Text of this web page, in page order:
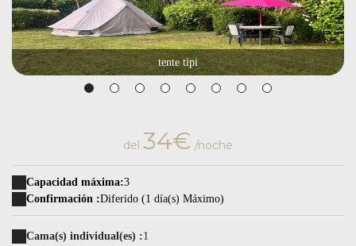
tente tipi
del 34€ /noche
Capacidad máxima:3
Confirmación :Diferido (1 día(s) Máximo)
Cama(s) individual(es) :1